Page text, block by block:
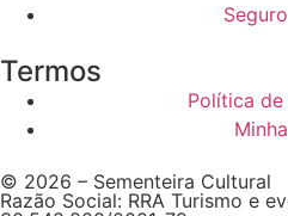
Termos
Política
© 2026 – Sementeira Cultural
Razão Social: RRA Turismo e